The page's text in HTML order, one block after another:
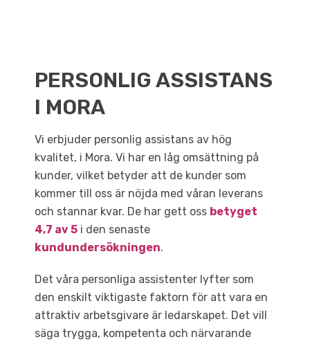
PERSONLIG ASSISTANS
I MORA
Vi erbjuder personlig assistans av hög
kvalitet, i Mora. Vi har en låg omsättning på
kunder, vilket betyder att de kunder som
kommer till oss är nöjda med våran leverans
och stannar kvar. De har gett oss betyget
4,7 av 5 i den senaste
kundundersökningen.
Det våra personliga assistenter lyfter som
den enskilt viktigaste faktorn för att vara en
attraktiv arbetsgivare är ledarskapet. Det vill
säga trygga, kompetenta och närvarande